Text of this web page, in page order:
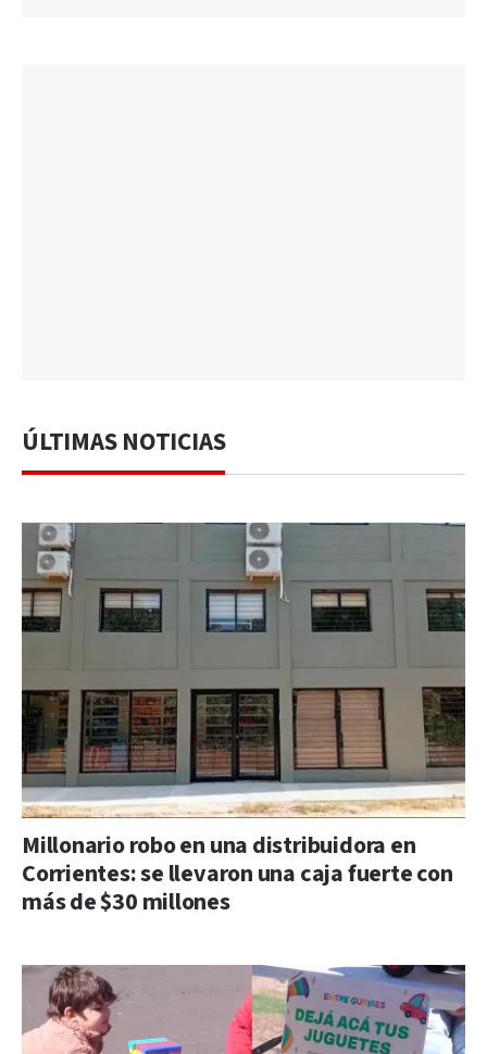
ÚLTIMAS NOTICIAS
Millonario robo en una distribuidora en
Corrientes: se llevaron una caja fuerte con
más de $30 millones